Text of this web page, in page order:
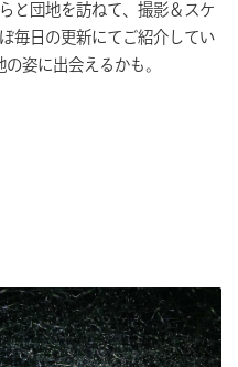
と団地を訪ねて、撮影＆スケ
毎日の更新にてご紹介してい
姿に出会えるかも。